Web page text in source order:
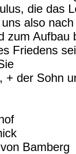
die das
uns also
zum Aufbau
Friedens
+ der Sohn
Bamberg